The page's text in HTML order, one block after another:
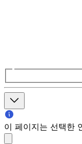
이 페이지는 선택한